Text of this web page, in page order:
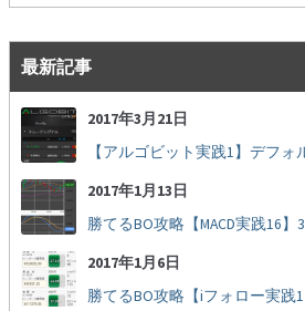
最新記事
2017年3月21日
【アルゴビット実践1】デフォ
2017年1月13日
勝てるBO攻略【MACD実践16
2017年1月6日